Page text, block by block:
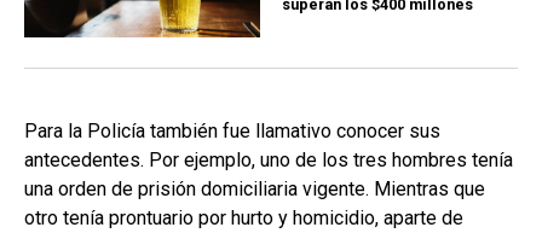
superan los $400 millones
Para la Policía también fue llamativo conocer sus
antecedentes. Por ejemplo, uno de los tres hombres tenía
una orden de prisión domiciliaria vigente. Mientras que
otro tenía prontuario por hurto y homicidio, aparte de